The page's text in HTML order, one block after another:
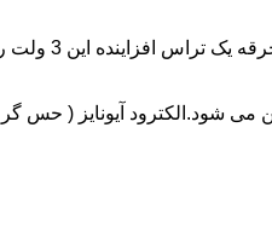
آیونایز ( حس گر )